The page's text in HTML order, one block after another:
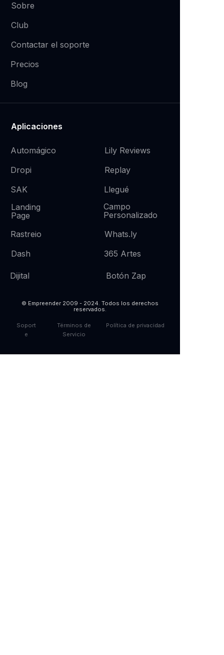
Aplicaciones
Club
Sobre
Contactar el soporte
Automágico
Precios
Lily Reviews
Botón Zap
Llegué
Blog
SAK
Dropi
Rastreio
Replay
Campo
Personalizado
Landing
Page
Whats.ly
365 Artes
Dash
Dijital
Política de privacidad
Términos de
Servicio
Soport
e
© Empreender 2009 - 2024. Todos los derechos
reservados.